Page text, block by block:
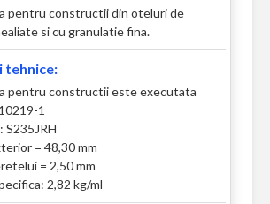
pentru constructii din oteluri de
si cu granulatie fina.
tehnice:
pentru constructii este executata
1
= 48,30 mm
= 2,50 mm
2,82 kg/ml